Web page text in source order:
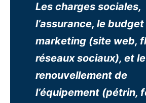
Les charges sociales,
l’assurance, le budget
marketing (site web,
réseaux sociaux), et le
renouvellement de
l’équipement (pétrin,